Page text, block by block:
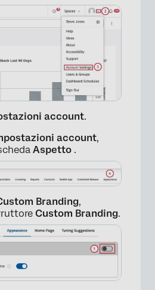
account.
account,
Aspetto .
Branding,
Custom Branding.